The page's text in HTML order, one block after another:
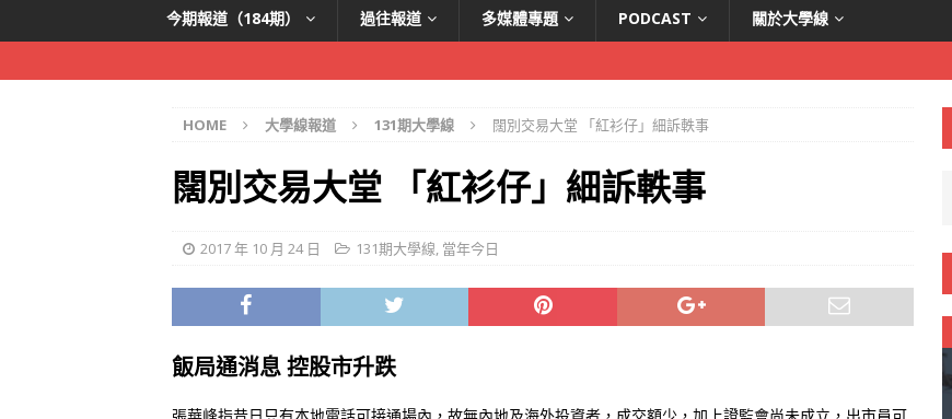
今期報道（184期） 過往報道 多媒體專題 PODCAST 關於大學線
HOME 大學線報道 131期大學線 闊別交易大堂 「紅衫仔」細訴軼事
闊別交易大堂 「紅衫仔」細訴軼事
2017 年 10 月 24 日 131期大學線, 當年今日
飯局通消息 控股市升跌